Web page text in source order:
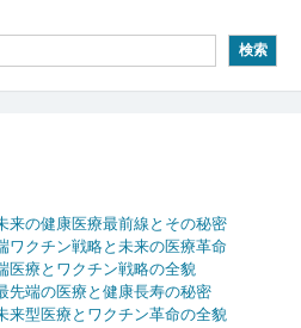
検索
来の健康医療最前線とその秘密
ワクチン戦略と未来の医療革命
医療とワクチン戦略の全貌
先端の医療と健康長寿の秘密
来型医療とワクチン革命の全貌